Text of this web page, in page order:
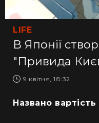
LIFE
В Японії
"Привида
9 квітня, 18:32
Названо вартість